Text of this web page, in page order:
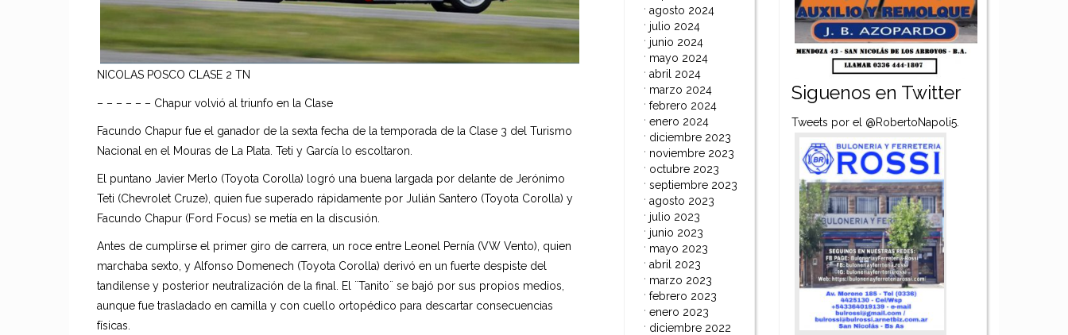
NICOLAS POSCO CLASE 2 TN
– – – – – – Chapur volvió al triunfo en la Clase
Facundo Chapur fue el ganador de la sexta fecha de la temporada de la Clase 3 del Turismo
Nacional en el Mouras de La Plata. Teti y García lo escoltaron.
El puntano Javier Merlo (Toyota Corolla) logró una buena largada por delante de Jerónimo
Teti (Chevrolet Cruze), quien fue superado rápidamente por Julián Santero (Toyota Corolla) y
Facundo Chapur (Ford Focus) se metía en la discusión.
Antes de cumplirse el primer giro de carrera, un roce entre Leonel Pernía (VW Vento), quien
marchaba sexto, y Alfonso Domenech (Toyota Corolla) derivó en un fuerte despiste del
tandilense y posterior neutralización de la final. El ¨Tanito¨ se bajó por sus propios medios,
aunque fue trasladado en camilla y con cuello ortopédico para descartar consecuencias
físicas.
agosto 2024
julio 2024
junio 2024
mayo 2024
abril 2024
marzo 2024
febrero 2024
enero 2024
diciembre 2023
noviembre 2023
octubre 2023
septiembre 2023
agosto 2023
julio 2023
junio 2023
mayo 2023
abril 2023
marzo 2023
febrero 2023
enero 2023
diciembre 2022
Siguenos en Twitter
Tweets por el @RobertoNapoli5.